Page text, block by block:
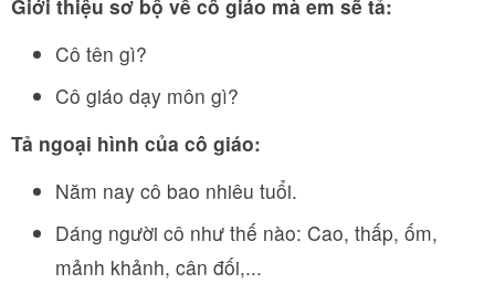
Giới thiệu sơ bộ về cô giáo mà em sẽ tả:
Cô tên gì?
Cô giáo dạy môn gì?
Tả ngoại hình của cô giáo:
Năm nay cô bao nhiêu tuổi.
Dáng người cô như thế nào: Cao, thấp, ốm,
mảnh khảnh, cân đối,...